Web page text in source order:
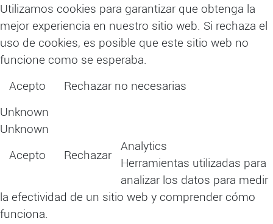
Utilizamos cookies para garantizar que obtenga la
mejor experiencia en nuestro sitio web. Si rechaza el
uso de cookies, es posible que este sitio web no
funcione como se esperaba.
Acepto
Rechazar no necesarias
Unknown
Unknown
Acepto
Rechazar
Analytics
Herramientas utilizadas para
analizar los datos para medir
la efectividad de un sitio web y comprender cómo
funciona.